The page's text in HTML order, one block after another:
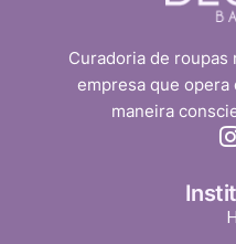
Curadoria de roupas
empresa que
maneira